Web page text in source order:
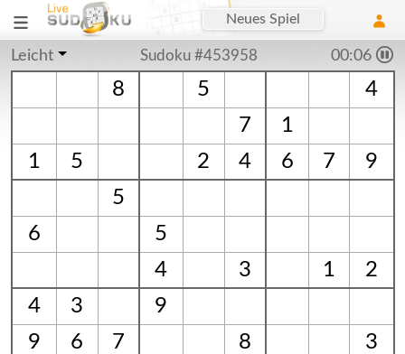
Neues Spiel
Leicht Sudoku #453958 00:06
8 5
4
7
1
1
5 2 4 6 7
9
5
6
5
4
3 1
2
4
3
9
9
6 7 8
3